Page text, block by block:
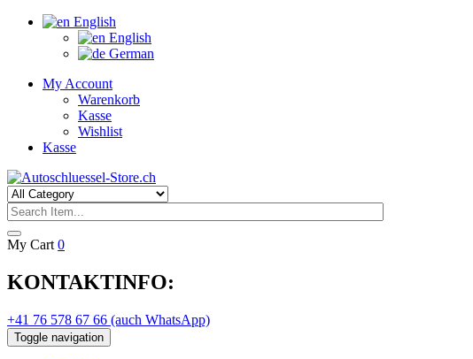
English
English
German
My Account
Warenkorb
Kasse
Wishlist
Kasse
My Cart 0
KONTAKTINFO:
+41 76 578 67 66 (auch WhatsApp)
Toggle navigation